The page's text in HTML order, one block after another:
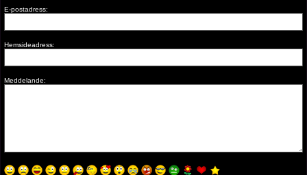
E-postadress:
Hemsideadress:
Meddelande: